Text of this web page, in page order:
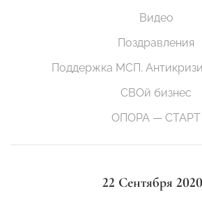
Видео
Поздравления
Поддержка МСП.
СВОй бизнес
ОПОРА — СТАРТ
22 Сентября 2020